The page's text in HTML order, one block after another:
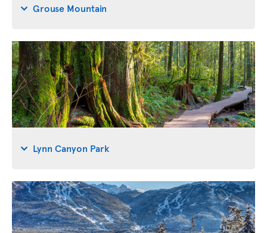
Grouse Mountain
Lynn Canyon Park